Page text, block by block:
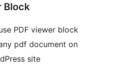
Block
PDF viewer block
pdf document on
site